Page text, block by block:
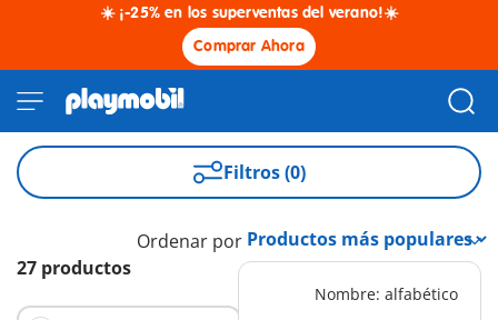
☀️ ¡-25% en los superventas del verano!☀️
Comprar Ahora
Filtros (0)
27 productos
Ordenar por
Nombre: alfabético